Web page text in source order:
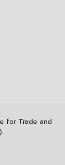
for Trade and